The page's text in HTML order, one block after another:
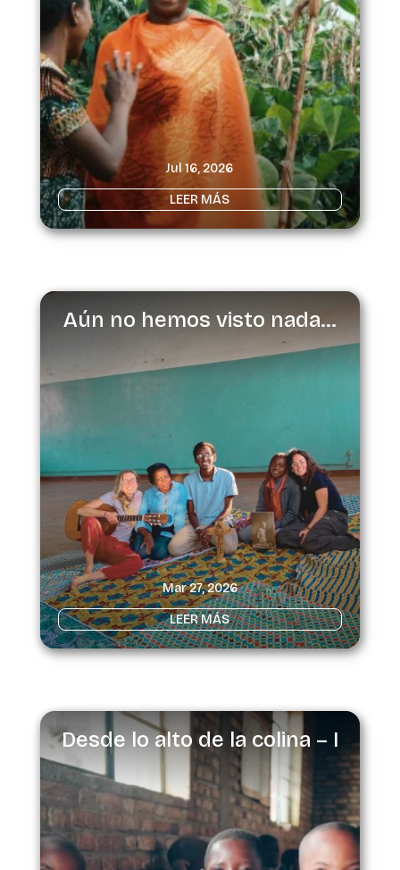
Jul 16, 2026
LEER MÁS
Aún no hemos visto nada…
Mar 27, 2026
LEER MÁS
Desde lo alto de la colina – I